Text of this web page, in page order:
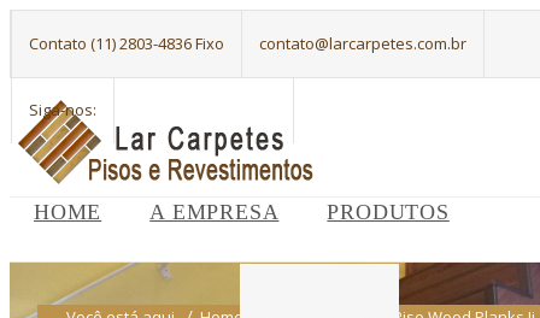
Contato (11) 2803-4836 Fixo contato@larcarpetes.com.br
Siga-nos:
HOME A EMPRESA PRODUTOS